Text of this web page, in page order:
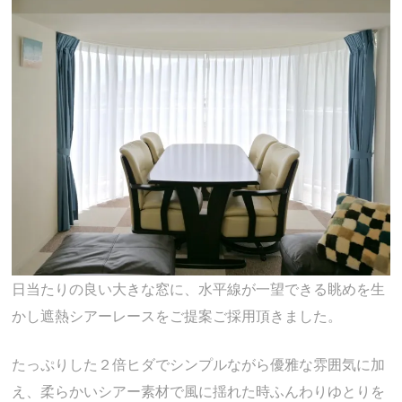
日当たりの良い大きな窓に、水平線が一望できる眺めを生
かし遮熱シアーレースをご提案ご採用頂きました。
たっぷりした２倍ヒダでシンプルながら優雅な雰囲気に加
え、柔らかいシアー素材で風に揺れた時ふんわりゆとりを